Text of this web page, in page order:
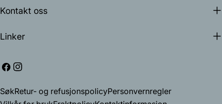
Kontakt oss
Linker
Facebook
Instagram
SøkRetur- og refusjonspolicyPersonvernregler